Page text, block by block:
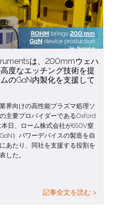
は、200mmウェハ
度なエッチング技術を提
のGaN内製化を支援して
界向けの高性能プラズマ処理ソ
主要プロバイダーであるOxford
日、ローム株式会社が650V窒
）パワーデバイスの製造を自
あたり、同社を支援する役割を
した。
記事全文を読む >